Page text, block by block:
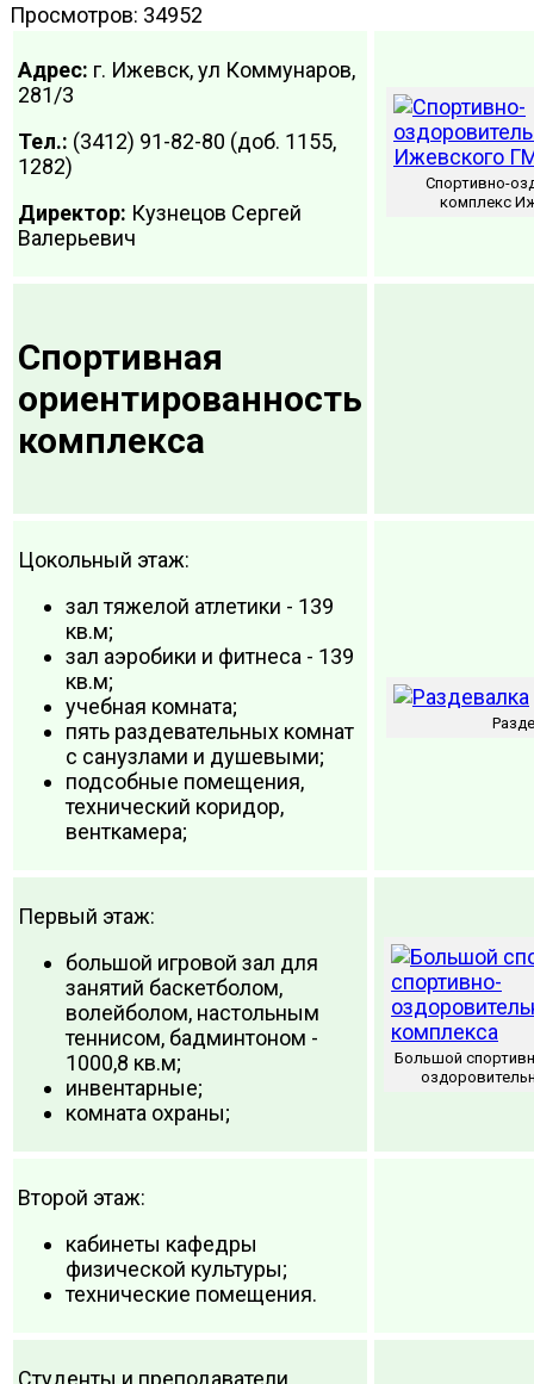
Просмотров: 34952
Адрес: г. Ижевск, ул Коммунаров,
281/3
Тел.: (3412) 91-82-80 (доб. 1155,
1282)
Директор: Кузнецов Сергей
Валерьевич
Спортивно-
комплекс
Спортивная
ориентированность
комплекса
Цокольный этаж:
зал тяжелой атлетики - 139
кв.м;
зал аэробики и фитнеса - 139
кв.м;
учебная комната;
пять раздевательных комнат
с санузлами и душевыми;
подсобные помещения,
технический коридор,
венткамера;
Первый этаж:
большой игровой зал для
занятий баскетболом,
волейболом, настольным
теннисом, бадминтоном -
1000,8 кв.м;
инвентарные;
комната охраны;
Большой
Второй этаж:
кабинеты кафедры
физической культуры;
технические помещения.
Студенты и преподаватели